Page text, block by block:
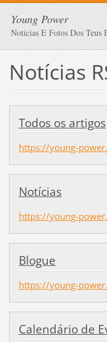
Young Power
Noticias E Fotos Dos Teus
Notícias
Todos os artigos
https://young-
Notícias
https://young-
Blogue
https://young-
Calendário de